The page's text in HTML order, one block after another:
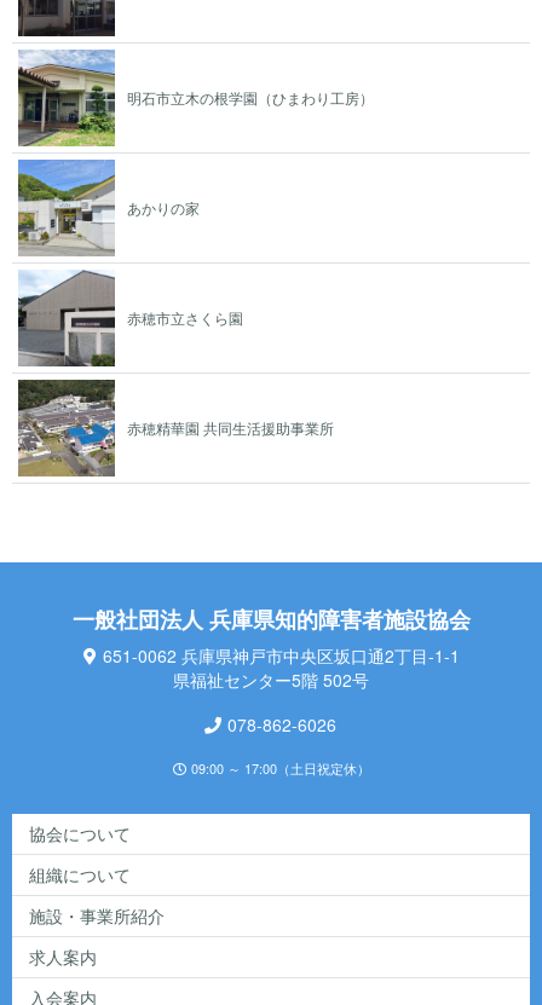
明石市立木の根学園（ひまわり工房）
あかりの家
赤穂市立さくら園
赤穂精華園 共同生活援助事業所
一般社団法人 兵庫県知的障害者施設協会
651-0062 兵庫県神戸市中央区坂口通2丁目-1-1
県福祉センター5階 502号
078-862-6026
09:00 ～ 17:00（土日祝定休）
協会について
組織について
施設・事業所紹介
求人案内
入会案内